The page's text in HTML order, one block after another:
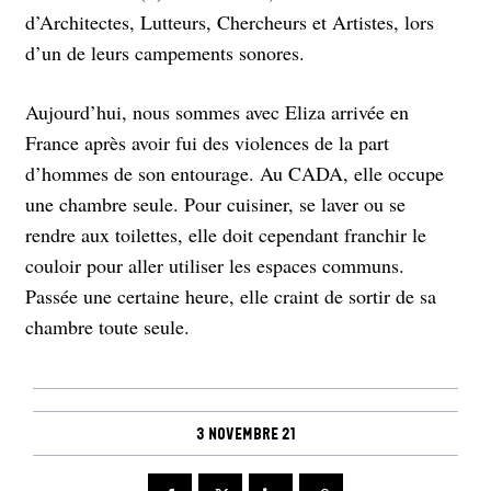
d’Architectes, Lutteurs, Chercheurs et Artistes, lors
d’un de leurs campements sonores.
Aujourd’hui, nous sommes avec Eliza arrivée en
France après avoir fui des violences de la part
d’hommes de son entourage. Au CADA, elle occupe
une chambre seule. Pour cuisiner, se laver ou se
rendre aux toilettes, elle doit cependant franchir le
couloir pour aller utiliser les espaces communs.
Passée une certaine heure, elle craint de sortir de sa
chambre toute seule.
3 novembre 21